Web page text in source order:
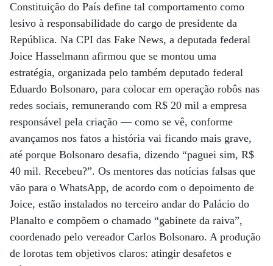
Constituição do País define tal comportamento como
lesivo à responsabilidade do cargo de presidente da
República. Na CPI das Fake News, a deputada federal
Joice Hasselmann afirmou que se montou uma
estratégia, organizada pelo também deputado federal
Eduardo Bolsonaro, para colocar em operação robôs nas
redes sociais, remunerando com R$ 20 mil a empresa
responsável pela criação — como se vê, conforme
avançamos nos fatos a história vai ficando mais grave,
até porque Bolsonaro desafia, dizendo “paguei sim, R$
40 mil. Recebeu?”. Os mentores das notícias falsas que
vão para o WhatsApp, de acordo com o depoimento de
Joice, estão instalados no terceiro andar do Palácio do
Planalto e compõem o chamado “gabinete da raiva”,
coordenado pelo vereador Carlos Bolsonaro. A produção
de lorotas tem objetivos claros: atingir desafetos e